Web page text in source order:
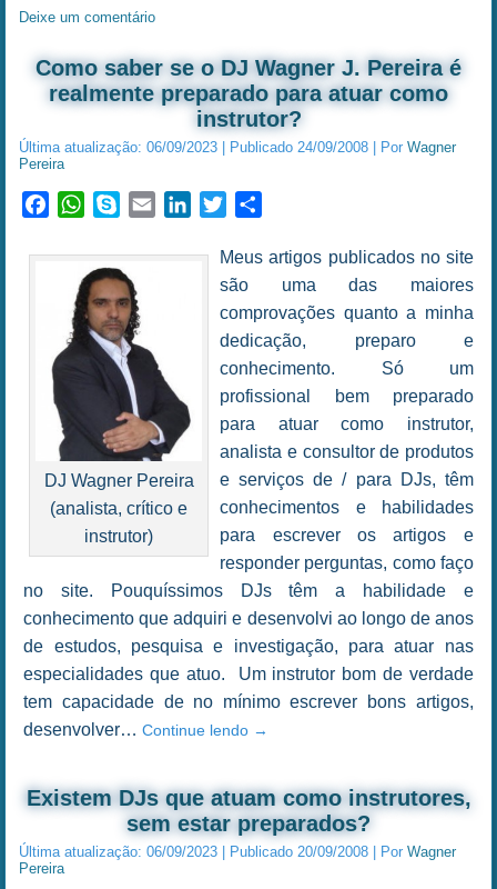
Pereira como DJ?
Deixe um comentário
Como saber se o DJ Wagner J. Pereira é
realmente preparado para atuar como
instrutor?
Última atualização: 06/09/2023 Publicado 24/09/2008 Por Wagner
Pereira
FacebookWhatsApp
Skype Email LinkedInTwitter
DJ Wagner Pereira
(analista, crítico e
instrutor)
Meus artigos publicados no site
são uma das maiores
comprovações quanto a minha
dedicação, preparo e
conhecimento. Só um
profissional bem preparado
para atuar como instrutor,
analista e consultor de produtos
e serviços de / para DJs, têm
conhecimentos e habilidades
para escrever os artigos e
responder perguntas, como faço
no site. Pouquíssimos DJs têm a habilidade e
conhecimento que adquiri e desenvolvi ao longo de anos
de estudos, pesquisa e investigação, para atuar nas
especialidades que atuo. Um instrutor bom de verdade
tem capacidade de no mínimo escrever bons artigos,
desenvolver…Continue lendo →
Existem DJs que atuam como instrutores,
sem estar preparados?
Última atualização: 06/09/2023 Publicado 20/09/2008 Por Wagner
Pereira